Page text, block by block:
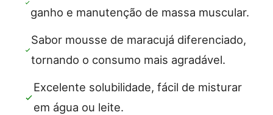
ganho e manutenção de massa muscular.
Sabor mousse de maracujá diferenciado,
tornando o consumo mais agradável.
Excelente solubilidade, fácil de misturar
em água ou leite.